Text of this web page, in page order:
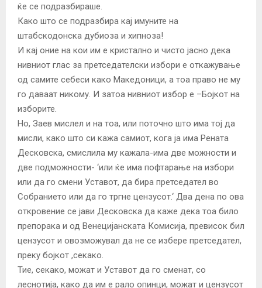
ќе се подразбираше.
Како што се подразбира кај имуните на
штабскодонска дубиоза и хипноза!
И кај оние на кои им е кристално и чисто јасно дека
нивниот глас за претседателски избори е откажување
од самите себеси како Македоници, а тоа право не му
го даваат никому. И затоа нивниот избор е –Бојкот на
изборите.
Но, Заев мислел и на тоа, или поточно што има тој да
мисли, како што си кажа самиот, кога ја има Рената
Десковска, смислила му кажала-има две можности и
две подможности- ‘или ќе има пофтарање на избори
или да го смени Уставот, да бира претседател во
Собранието или да го тргне цензусот.‘ Два дена по ова
откровение се јави Десковска да каже дека тоа било
препорака и од Венецијанската Комисија, превисок бил
цензусот и овозможувал да не се избере претседател,
преку бојкот ,секако.
Тие, секако, можат и Уставот да го сменат, со
леснотија, како да им е рало опинци, можат и цензусот